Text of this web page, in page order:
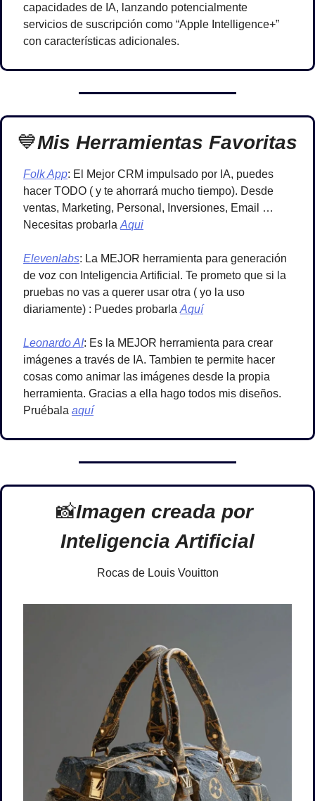
capacidades de IA, lanzando potencialmente
servicios de suscripción como “Apple Intelligence+”
con características adicionales.
💙Mis Herramientas Favoritas
Folk App: El Mejor CRM impulsado por IA, puedes
hacer TODO ( y te ahorrará mucho tiempo). Desde
ventas, Marketing, Personal, Inversiones, Email …
Necesitas probarla Aqui
Elevenlabs: La MEJOR herramienta para generación
de voz con Inteligencia Artificial. Te prometo que si la
pruebas no vas a querer usar otra ( yo la uso
diariamente) : Puedes probarla Aquí
Leonardo AI: Es la MEJOR herramienta para crear
imágenes a través de IA. Tambien te permite hacer
cosas como animar las imágenes desde la propia
herramienta. Gracias a ella hago todos mis diseños.
Pruébala aquí
📸Imagen creada por
Inteligencia Artificial
Rocas de Louis Vouitton